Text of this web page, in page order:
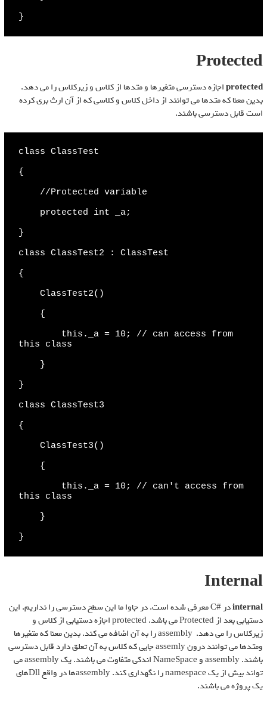
}
Protected
protectedاجازه دسترسی متغیرها و متدها از کلاس و زیرکلاس را می دهد.
بدین معنا که متدها می توانند از داخل کلاس و کلاسی که از آن ارث بری کرده
است قابل دسترسی باشند.
class ClassTest
{
//Protected variable
protected int _a;
}
class ClassTest2 : ClassTest
{
ClassTest2()
{
this._a = 10; // can access from
this class
}
}
class ClassTest3
{
ClassTest3()
{
this._a = 10; // can't access from
this class
}
}
Internal
internal
در #C معرفی شده است. در جاوا ما این سطح دسترسی را نداریم. این
دستیابی بعد از Protected می باشد. protected اجازه دستیابی از کلاس و
زیرکلاس را می دهد. assembly را به آن اضافه می کند. بدین معنا که متغیرها
ومتدها می توانند درون assemly جایی که کلاس به آن تعلق دارد قابل دسترسی
باشند. assembly و NameSpace اندکی متفاوت می باشند. یک assembly می
تواند بیش از یک namespace را نگهداری کند. assemblyها در واقع Dllهای
یک پروژه می باشند.